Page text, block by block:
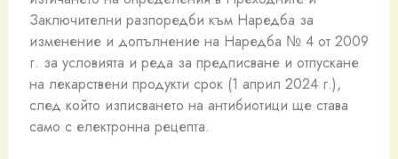
Заключителни разпоредби към Наредба за
изменение и допълнение на Наредба № 4 от 2009
г. за условията и реда за предписване и отпускане
на лекарствени продукти срок (1 април 2024 г.),
след който изписването на антибиотици ще става
само с електронна рецепта.